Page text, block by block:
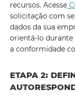
recursos. Acesse
solicitação com
dados da sua
orientá-lo durante
a conformidade
ETAPA 2: